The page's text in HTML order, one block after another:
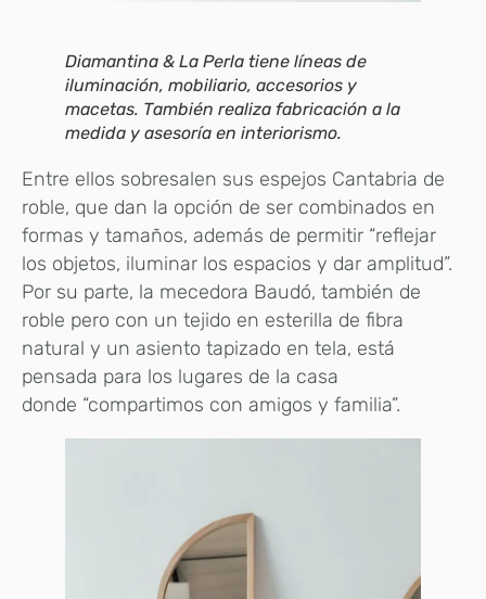
Diamantina & La Perla tiene líneas de
iluminación, mobiliario, accesorios y
macetas. También realiza fabricación a la
medida y asesoría en interiorismo.
Entre ellos sobresalen sus espejos Cantabria de
roble, que dan la opción de ser combinados en
formas y tamaños, además de permitir “reflejar
los objetos, iluminar los espacios y dar amplitud”.
Por su parte, la mecedora Baudó, también de
roble pero con un tejido en esterilla de fibra
natural y un asiento tapizado en tela, está
pensada para los lugares de la casa
donde “compartimos con amigos y familia”.